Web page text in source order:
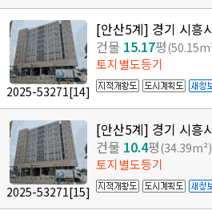
2025-53271[14]
[안산5계] 경기 시흥
건물 15.17평
토지별도등기
2025-53271[15]
[안산5계] 경기 시흥
건물 10.4평(34.39m²)
토지별도등기